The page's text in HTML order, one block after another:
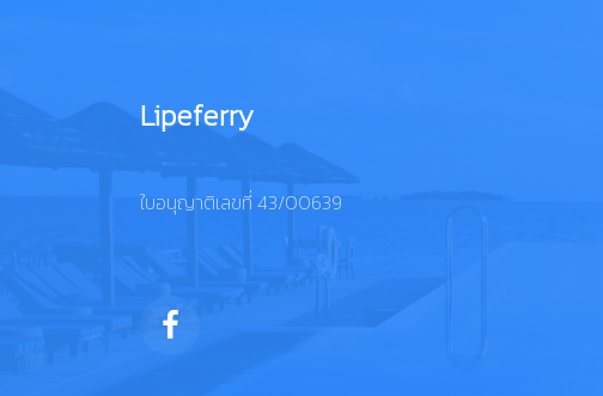
Lipeferry
ใบอนุญาติเลขที่ 43/00639